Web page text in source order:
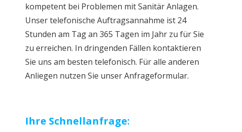
kompetent bei Problemen mit Sanitär Anlagen.
Unser telefonische Auftragsannahme ist 24
Stunden am Tag an 365 Tagen im Jahr zu für Sie
zu erreichen. In dringenden Fällen kontaktieren
Sie uns am besten telefonisch. Für alle anderen
Anliegen nutzen Sie unser Anfrageformular.
Ihre Schnellanfrage: